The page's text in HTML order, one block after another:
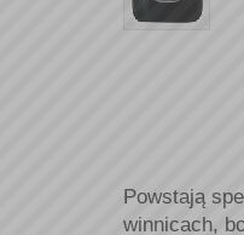
Powstają
winnicach,